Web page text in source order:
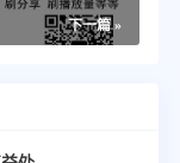
下一篇 »